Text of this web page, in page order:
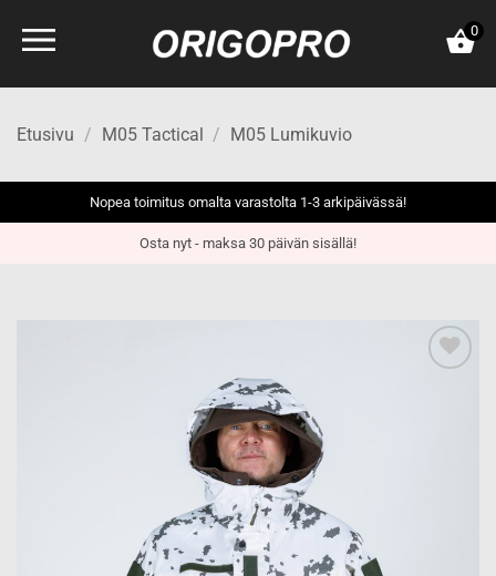
0
Etusivu / M05 Tactical / M05 Lumikuvio
Nopea toimitus omalta varastolta 1-3 arkipäivässä!
Osta nyt - maksa 30 päivän sisällä!